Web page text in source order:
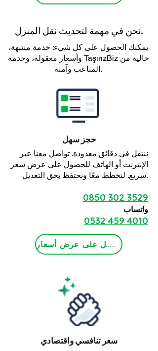
نحن في مهمة لتحديث نقل المنزل.
يمكنك الحصول على كل شيء: خدمة منتبهة،
وأسعار معقولة، وخدمة TaşırızBiz خالية من
المتاعب وآمنة.
حجز سهل
ننتقل في دقائق معدودة. تواصل معنا عبر
الإنترنت أو الهاتف للحصول على عرض سعر
سريع. لنخطط معًا ونحتفظ بحق التعديل.
0850 302 3529
واتساب
0532 459 4010
احصل على عرض أسعار
سعر تنافسي واقتصادي